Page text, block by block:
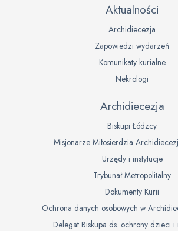
Aktualności
Archidiecezja
Zapowiedzi wydarzeń
Komunikaty kurialne
Nekrologi
Archidiecezja
Biskupi Łódzcy
Misjonarze Miłosierdzia
Urzędy i instytucje
Trybunał Metropolitalny
Dokumenty Kurii
Ochrona danych osobowych w
Delegat Biskupa ds. ochrony dzieci i